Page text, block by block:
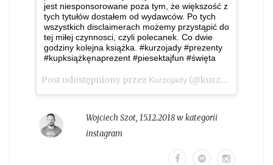
jest niesponsorowane poza tym, że większość z
tych tytułów dostałem od wydawców. Po tych
wszystkich disclaimerach możemy przystąpić do
tej miłej czynnosci, czyli polecanek. Co dwie
godziny kolejna książka. #kurzojady #prezenty
#kupksiążkęnaprezent #piesektajfun #święta
Post udostępniony przez Kurzojady (@kurzojady_insta)
Wojciech Szot,15.12.2018 w kategorii
instagram